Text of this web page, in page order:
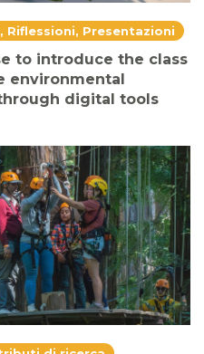
Riflessioni, Presentazioni
to introduce the class
environmental
digital tools